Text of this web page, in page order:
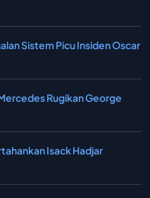
Sistem Picu Insiden Oscar
Rugikan George
Isack Hadjar